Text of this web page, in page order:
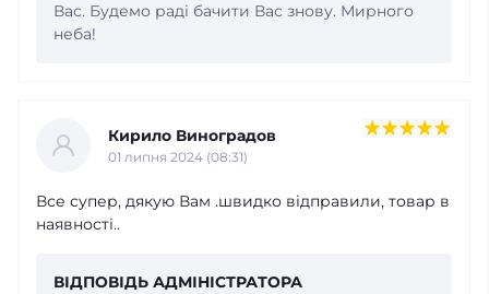
Вас. Будемо раді бачити Вас знову. Мирного
неба!
Кирило Виноградов
01 липня 2024 (08:31)
Все супер, дякую Вам .швидко відправили, товар в
наявності..
ВІДПОВІДЬ АДМІНІСТРАТОРА